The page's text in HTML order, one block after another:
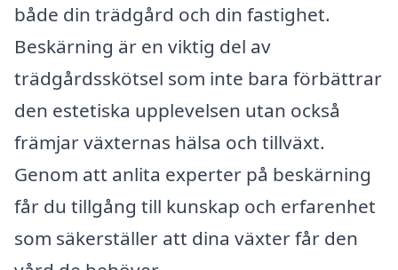
både din trädgård och din fastighet.
Beskärning är en viktig del av
trädgårdsskötsel som inte bara förbättrar
den estetiska upplevelsen utan också
främjar växternas hälsa och tillväxt.
Genom att anlita experter på beskärning
får du tillgång till kunskap och erfarenhet
som säkerställer att dina växter får den